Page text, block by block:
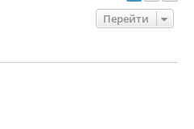
Перейти